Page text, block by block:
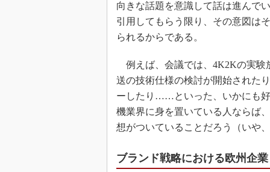
向きな話題を意識して話は進んで
引用してもらう限り、その意図は
られるからである。
例えば、会議では、4K2Kの実験
送の技術仕様の検討が開始された
ーしたり……といった、いかにも
機業界に身を置いている人ならば
想がついていることだろう（いや
ブランド戦略における欧州企